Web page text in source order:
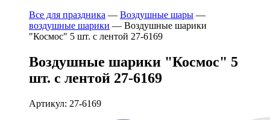
Все для праздника — Воздушные шары —
воздушные шарики — Воздушные шарики
"Космос" 5 шт. с лентой 27-6169
Воздушные шарики "Космос" 5
шт. с лентой 27-6169
Артикул: 27-6169